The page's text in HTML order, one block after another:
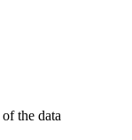
the data